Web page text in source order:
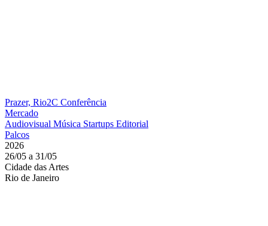
Prazer, Rio2C Conferência
Mercado
Audiovisual Música Startups Editorial
Palcos
2026
26/05 a 31/05
Cidade das Artes
Rio de Janeiro